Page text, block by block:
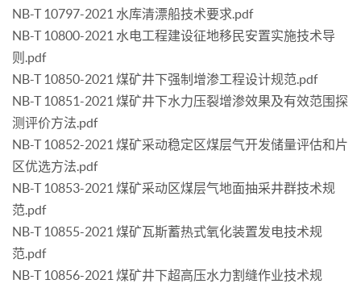
NB-T 10797-2021 水库清漂船技术要求.pdf
NB-T 10800-2021 水电工程建设征地移民安置实施技术导
则.pdf
NB-T 10850-2021 煤矿井下强制增渗工程设计规范.pdf
NB-T 10851-2021 煤矿井下水力压裂增渗效果及有效范围探
测评价方法.pdf
NB-T 10852-2021 煤矿采动稳定区煤层气开发储量评估和片
区优选方法.pdf
NB-T 10853-2021 煤矿采动区煤层气地面抽采井群技术规
范.pdf
NB-T 10855-2021 煤矿瓦斯蓄热式氧化装置发电技术规
范.pdf
NB-T 10856-2021 煤矿井下超高压水力割缝作业技术规